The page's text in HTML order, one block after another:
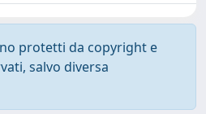
protetti da copyright e
salvo diversa